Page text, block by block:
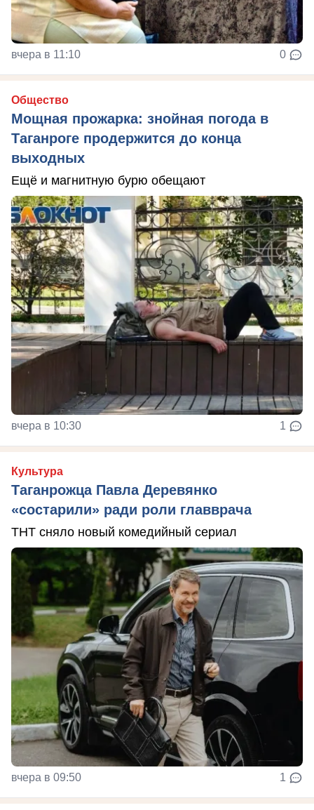
вчера в 11:10 0
Общество
Мощная прожарка: знойная погода в
Таганроге продержится до конца
выходных
Ещё и магнитную бурю обещают
вчера в 10:30 1
Культура
Таганрожца Павла Деревянко
«состарили» ради роли главврача
ТНТ сняло новый комедийный сериал
вчера в 09:50 1